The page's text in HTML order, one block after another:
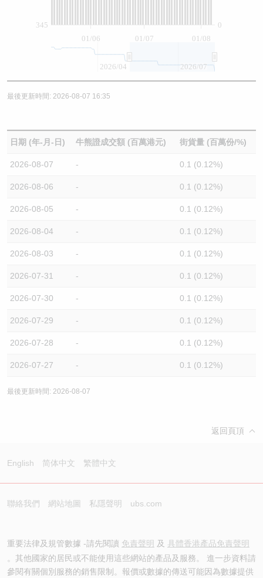
01/07
01/06 01/08
0
345
2026/04 2026/07
最後更新時間: 2026-08-07 16:35
日期 (年-月-日) 牛熊證成交額 (百萬港元) 街貨量 (百萬份/%)
2026-08-07 - 0.1 (0.12%)
2026-08-06 - 0.1 (0.12%)
2026-08-05 - 0.1 (0.12%)
2026-08-04 - 0.1 (0.12%)
2026-08-03 - 0.1 (0.12%)
2026-07-31 - 0.1 (0.12%)
2026-07-30 - 0.1 (0.12%)
2026-07-29 - 0.1 (0.12%)
2026-07-28 - 0.1 (0.12%)
2026-07-27 - 0.1 (0.12%)
最後更新時間: 2026-08-07
返回頁頂
English 简体中文 繁體中文
聯絡我們 網站地圖 私隱聲明 ubs.com
重要法律及規管數據 -請先閱讀 免責聲明 及 具體香港產品免責聲明
。其他國家的居民或不能使用這些網站的產品及服務。 進一步資料請
參閱有關個別服務的銷售限制。報價或數據的傳送可能因為數據提供